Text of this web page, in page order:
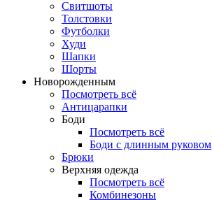
Свитшоты
Толстовки
Футболки
Худи
Шапки
Шорты
Новорожденным
Посмотреть всё
Антицарапки
Боди
Посмотреть всё
Боди с длинным руковом
Брюки
Верхняя одежда
Посмотреть всё
Комбинезоны